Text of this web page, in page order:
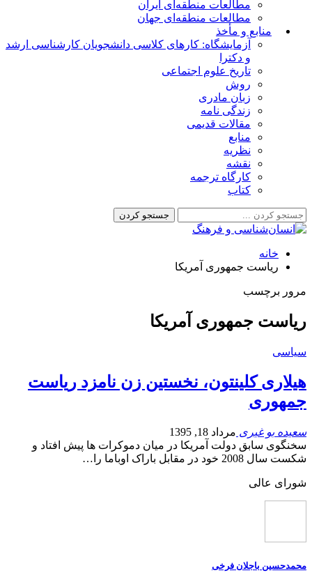
مطالعات منطقه‌ای ایران
مطالعات منطقه‌ای جهان
منابع و مأخذ
آزمایشگاه: کارهای کلاسی دانشجویان کارشناسی ارشد
و دکترا
تاریخ علوم اجتماعی
روش
زبان مادری
زندگی نامه
مقالات قدیمی
منابع
نظریه
نقشه
کارگاه ترجمه
کتاب
خانه
ریاست جمهوری آمریکا
مرور برچسب
ریاست جمهوری آمریکا
سیاسی
هیلاری کلینتون، نخستین زن نامزد ریاست
جمهوری
سعیده بو غیری مرداد 18, 1395
سخنگوی سابق دولت آمریکا در میان دموکرات ها پیش افتاد و
شکست سال 2008 خود در مقابل باراک اوباما را…
شورای عالی
محمدحسین باجلان فرخی